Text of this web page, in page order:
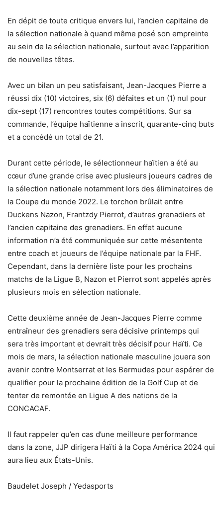
En dépit de toute critique envers lui, l’ancien capitaine de
la sélection nationale à quand même posé son empreinte
au sein de la sélection nationale, surtout avec l’apparition
de nouvelles têtes.
Avec un bilan un peu satisfaisant, Jean-Jacques Pierre a
réussi dix (10) victoires, six (6) défaites et un (1) nul pour
dix-sept (17) rencontres toutes compétitions. Sur sa
commande, l’équipe haïtienne a inscrit, quarante-cinq buts
et a concédé un total de 21.
Durant cette période, le sélectionneur haïtien a été au
cœur d’une grande crise avec plusieurs joueurs cadres de
la sélection nationale notamment lors des éliminatoires de
la Coupe du monde 2022. Le torchon brûlait entre
Duckens Nazon, Frantzdy Pierrot, d’autres grenadiers et
l’ancien capitaine des grenadiers. En effet aucune
information n’a été communiquée sur cette mésentente
entre coach et joueurs de l’équipe nationale par la FHF.
Cependant, dans la dernière liste pour les prochains
matchs de la Ligue B, Nazon et Pierrot sont appelés après
plusieurs mois en sélection nationale.
Cette deuxième année de Jean-Jacques Pierre comme
entraîneur des grenadiers sera décisive printemps qui
sera très important et devrait très décisif pour Haïti. Ce
mois de mars, la sélection nationale masculine jouera son
avenir contre Montserrat et les Bermudes pour espérer de
qualifier pour la prochaine édition de la Golf Cup et de
tenter de remontée en Ligue A des nations de la
CONCACAF.
Il faut rappeler qu’en cas d’une meilleure performance
dans la zone, JJP dirigera Haïti à la Copa América 2024 qui
aura lieu aux États-Unis.
Baudelet Joseph / Yedasports